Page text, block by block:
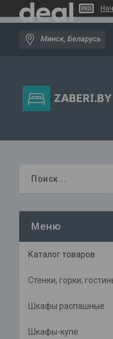
Минск, Беларусь
Каталог товаров
Стенки, горки,
Шкафы распашные
Шкафы-купе